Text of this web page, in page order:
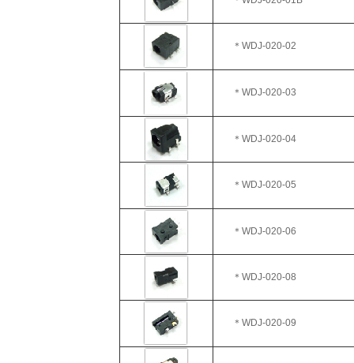
＊WDJ-020-02
＊WDJ-020-03
＊WDJ-020-04
＊WDJ-020-05
＊WDJ-020-06
＊WDJ-020-08
＊WDJ-020-09